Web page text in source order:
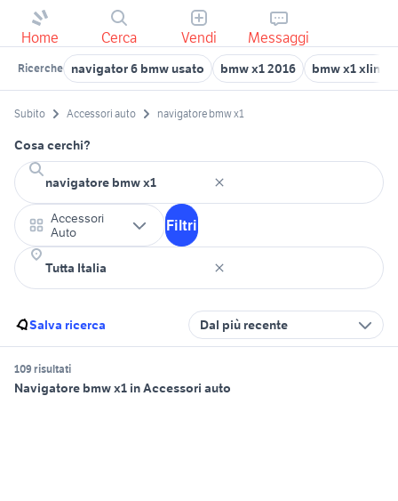
Home Cerca Vendi Messaggi
Ricerche navigator 6 bmw usato bmw x1 2016 bmw x1 xline
Subito Accessori auto navigatore bmw x1
Cosa cerchi?
Accessori
Auto
Filtri
Salva ricerca Dal più recente
109 risultati
Navigatore bmw x1 in Accessori auto